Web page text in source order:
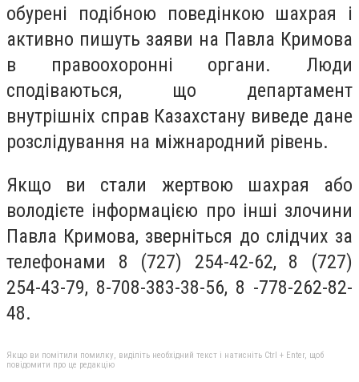
обурені подібною поведінкою шахрая і
активно пишуть заяви на Павла Кримова
в правоохоронні органи. Люди
сподіваються, що департамент
внутрішніх справ Казахстану виведе дане
розслідування на міжнародний рівень.
Якщо ви стали жертвою шахрая або
володієте інформацією про інші злочини
Павла Кримова, зверніться до слідчих за
телефонами 8 (727) 254-42-62, 8 (727)
254-43-79, 8-708-383-38-56, 8 -778-262-82-
48.
Якщо ви помітили помилку, виділіть необхідний текст і натисніть Ctrl + Enter, щоб
повідомити про це редакцію